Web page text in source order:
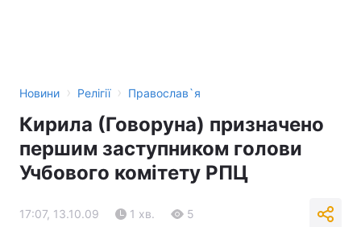
Новини › Релігії › Православ`я
Кирила (Говоруна) призначено
першим заступником голови
Учбового комітету РПЦ
17:07, 13.10.09 1 хв. 5